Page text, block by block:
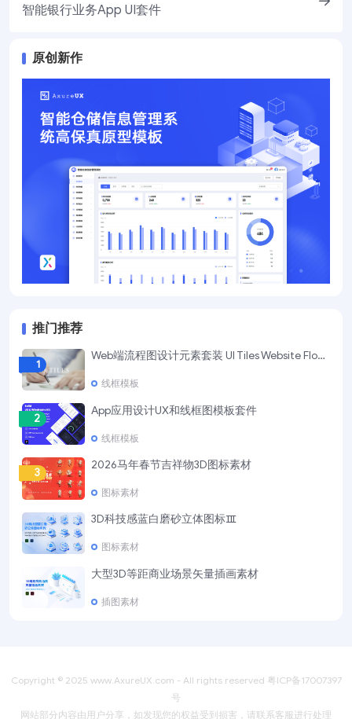
智能银行业务App UI套件
原创新作
推门推荐
1
Web端流程图设计元素套装 UI Tiles Website Flowcharts
线框模板
2
App应用设计UX和线框图模板套件
线框模板
3
2026马年春节吉祥物3D图标素材
图标素材
4
3D科技感蓝白磨砂立体图标Ⅲ
图标素材
5
大型3D等距商业场景矢量插画素材
插图素材
Copyright © 2025 www.AxureUX.com - All rights reserved 粤ICP备17007397
号
网站部分内容由用户分享，如发现您的权益受到损害，请联系客服进行处理